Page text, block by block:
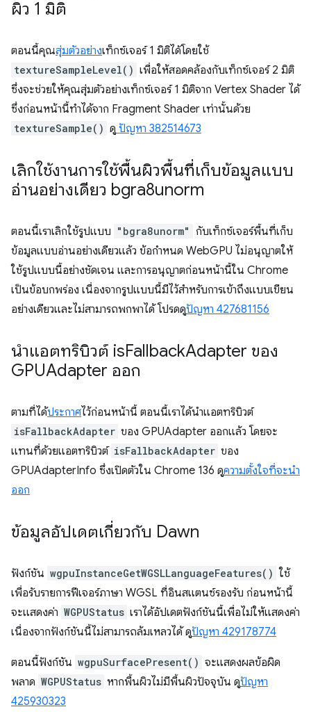
ผิว 1 มิติ
ตอนนี้คุณสุ่มตัวอย่างเท็กซ์เจอร์ 1 มิติได้โดยใช้
textureSampleLevel() เพื่อให้สอดคล้องกับเท็กซ์เจอร์ 2 มิติ
ซึ่งจะช่วยให้คุณสุ่มตัวอย่างเท็กซ์เจอร์ 1 มิติจาก Vertex Shader ได้
ซึ่งก่อนหน้านี้ทำได้จาก Fragment Shader เท่านั้นด้วย
textureSample() ดู ปัญหา 382514673
เลิกใช้งานการใช้พื้นผิวพื้นที่เก็บข้อมูลแบบ
อ่านอย่างเดียว bgra8unorm
ตอนนี้เราเลิกใช้รูปแบบ "bgra8unorm" กับเท็กซ์เจอร์พื้นที่เก็บ
ข้อมูลแบบอ่านอย่างเดียวแล้ว ข้อกำหนด WebGPU ไม่อนุญาตให้
ใช้รูปแบบนี้อย่างชัดเจน และการอนุญาตก่อนหน้านี้ใน Chrome
เป็นข้อบกพร่อง เนื่องจากรูปแบบนี้มีไว้สำหรับการเข้าถึงแบบเขียน
อย่างเดียวและไม่สามารถพกพาได้ โปรดดูปัญหา 427681156
นำแอตทริบิวต์ isFallbackAdapter ของ
GPUAdapter ออก
ตามที่ได้ประกาศไว้ก่อนหน้านี้ ตอนนี้เราได้นำแอตทริบิวต์
isFallbackAdapter ของ GPUAdapter ออกแล้ว โดยจะ
แทนที่ด้วยแอตทริบิวต์ isFallbackAdapter ของ
GPUAdapterInfo ซึ่งเปิดตัวใน Chrome 136 ดูความตั้งใจที่จะนำ
ออก
ข้อมูลอัปเดตเกี่ยวกับ Dawn
ฟังก์ชัน wgpuInstanceGetWGSLLanguageFeatures() ใช้
เพื่อรับรายการฟีเจอร์ภาษา WGSL ที่อินสแตนซ์รองรับ ก่อนหน้านี้
จะแสดงค่า WGPUStatus เราได้อัปเดตฟังก์ชันนี้เพื่อไม่ให้แสดงค่า
เนื่องจากฟังก์ชันนี้ไม่สามารถล้มเหลวได้ ดูปัญหา 429178774
ตอนนี้ฟังก์ชัน wgpuSurfacePresent() จะแสดงผลข้อผิด
พลาด WGPUStatus หากพื้นผิวไม่มีพื้นผิวปัจจุบัน ดูปัญหา
425930323